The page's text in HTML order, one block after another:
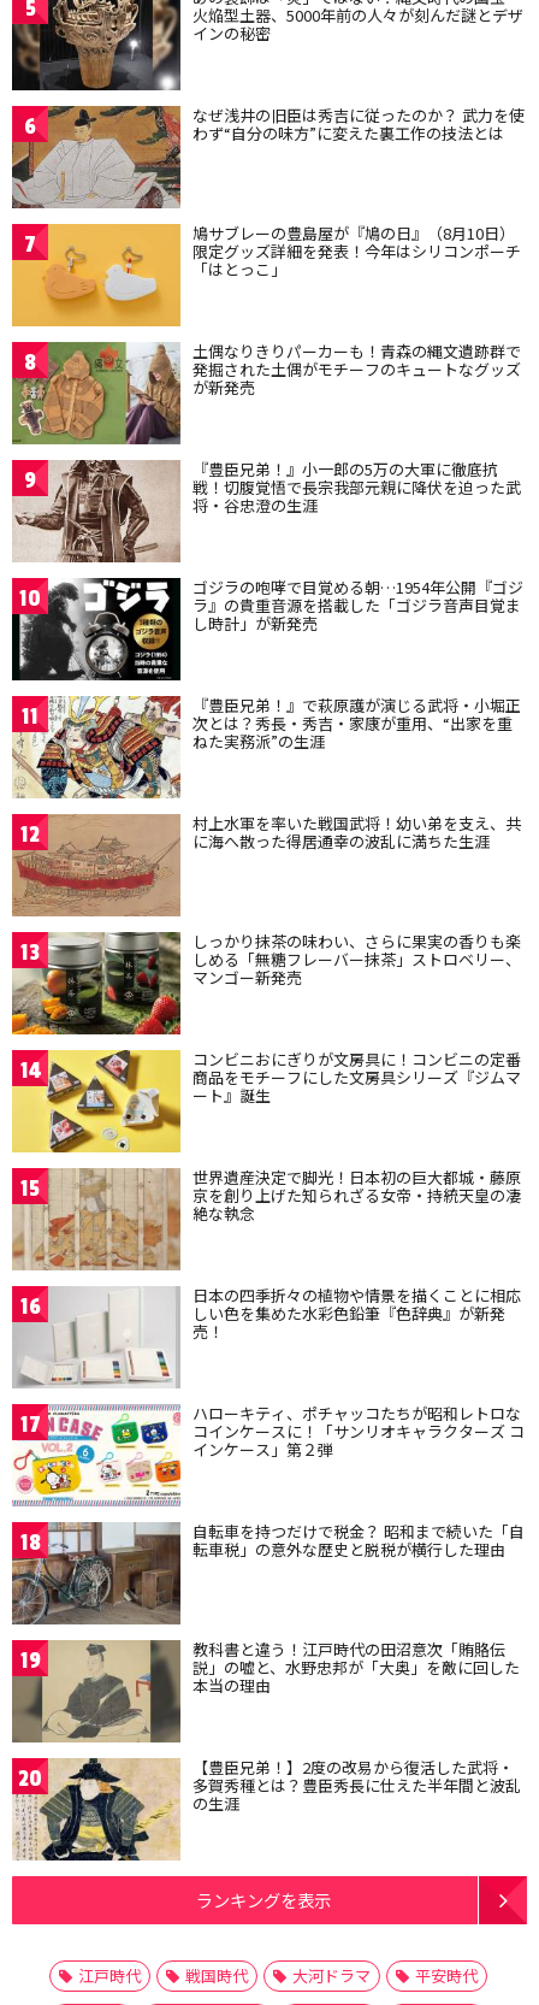
5 火焔型土器、5000年前の人々が刻んだ謎とデザ
インの秘密
6 なぜ浅井の旧臣は秀吉に従ったのか？ 武力を使
わず“自分の味方”に変えた裏工作の技法とは
7 鳩サブレーの豊島屋が『鳩の日』（8月10日）
限定グッズ詳細を発表！今年はシリコンポーチ
「はとっこ」
8 土偶なりきりパーカーも！青森の縄文遺跡群で
発掘された土偶がモチーフのキュートなグッズ
が新発売
9 『豊臣兄弟！』小一郎の5万の大軍に徹底抗
戦！切腹覚悟で長宗我部元親に降伏を迫った武
将・谷忠澄の生涯
10 ゴジラの咆哮で目覚める朝…1954年公開『ゴジ
ラ』の貴重音源を搭載した「ゴジラ音声目覚ま
し時計」が新発売
11 『豊臣兄弟！』で萩原護が演じる武将・小堀正
次とは？秀長・秀吉・家康が重用、“出家を重
ねた実務派”の生涯
12 村上水軍を率いた戦国武将！幼い弟を支え、共
に海へ散った得居通幸の波乱に満ちた生涯
13 しっかり抹茶の味わい、さらに果実の香りも楽
しめる「無糖フレーバー抹茶」ストロベリー、
マンゴー新発売
14 コンビニおにぎりが文房具に！コンビニの定番
商品をモチーフにした文房具シリーズ『ジムマ
ート』誕生
15 世界遺産決定で脚光！日本初の巨大都城・藤原
京を創り上げた知られざる女帝・持統天皇の凄
絶な執念
16 日本の四季折々の植物や情景を描くことに相応
しい色を集めた水彩色鉛筆『色辞典』が新発
売！
17 ハローキティ、ポチャッコたちが昭和レトロな
コインケースに！「サンリオキャラクターズ コ
インケース」第２弾
18 自転車を持つだけで税金？ 昭和まで続いた「自
転車税」の意外な歴史と脱税が横行した理由
19 教科書と違う！江戸時代の田沼意次「賄賂伝
説」の嘘と、水野忠邦が「大奥」を敵に回した
本当の理由
20 【豊臣兄弟！】2度の改易から復活した武将・
多賀秀種とは？豊臣秀長に仕えた半年間と波乱
の生涯
ランキングを表示
江戸時代 戦国時代 大河ドラマ
平安時代